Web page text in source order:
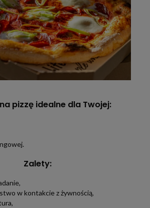
pizzę idealne dla Twojej:
Zalety:
w kontakcie z żywnością,